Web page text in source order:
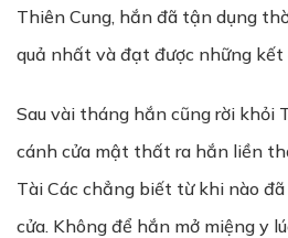
Thiên Cung, hắn đã tận dụng
quả nhất và đạt được những kết
Sau vài tháng hắn cũng rời khỏi
cánh cửa mật thất ra hắn liền
Tài Các chẳng biết từ khi nào
cửa. Không để hắn mở miệng y